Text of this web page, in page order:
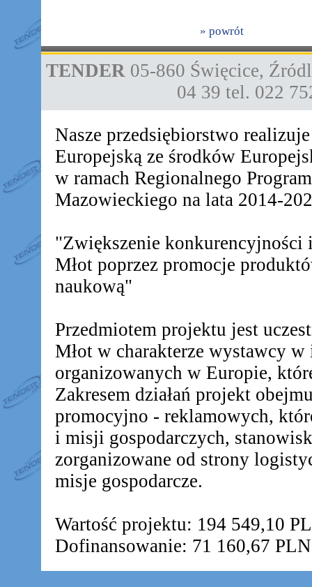
» powrót
TENDER 05-860 Święcice,
04 39 tel. 022
Nasze przedsiębiorstwo
Europejską ze środków
w ramach Regionalnego
Mazowieckiego na lata 2014-
"Zwiększenie
Młot poprzez promocje
naukową"
Przedmiotem projektu jest
Młot w charakterze wystawcy
organizowanych w Europie,
Zakresem działań projekt
promocyjno - reklamowych,
i misji gospodarczych,
zorganizowane od strony
misje gospodarcze.
Wartość projektu: 194 549,10
Dofinansowanie: 71 160,67 PLN